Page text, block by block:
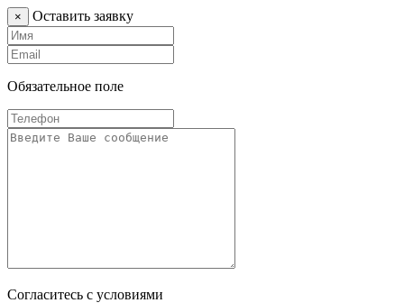
× Оставить заявку
Обязательное поле
Согласитесь с условиями